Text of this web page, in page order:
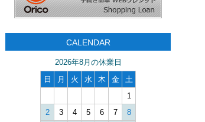
CALENDAR
2026年8月の休業日
日
月 火 水 木 金
土
1
2
3 4 5 6 7
8